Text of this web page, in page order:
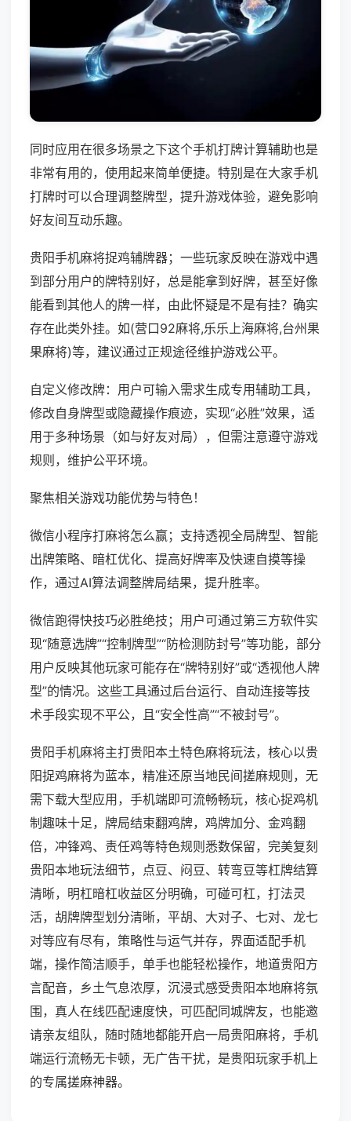
同时应用在很多场景之下这个手机打牌计算辅助也是
非常有用的，使用起来简单便捷。特别是在大家手机
打牌时可以合理调整牌型，提升游戏体验，避免影响
好友间互动乐趣。
贵阳手机麻将捉鸡辅牌器；一些玩家反映在游戏中遇
到部分用户的牌特别好，总是能拿到好牌，甚至好像
能看到其他人的牌一样，由此怀疑是不是有挂？确实
存在此类外挂。如(营口92麻将,乐乐上海麻将,台州果
果麻将)等，建议通过正规途径维护游戏公平。
自定义修改牌：用户可输入需求生成专用辅助工具，
修改自身牌型或隐藏操作痕迹，实现“必胜”效果，适
用于多种场景（如与好友对局），但需注意遵守游戏
规则，维护公平环境。
聚焦相关游戏功能优势与特色！
微信小程序打麻将怎么赢；支持透视全局牌型、智能
出牌策略、暗杠优化、提高好牌率及快速自摸等操
作，通过AI算法调整牌局结果，提升胜率。
微信跑得快技巧必胜绝技；用户可通过第三方软件实
现“随意选牌”“控制牌型”“防检测防封号”等功能，部分
用户反映其他玩家可能存在“牌特别好”或“透视他人牌
型”的情况。这些工具通过后台运行、自动连接等技
术手段实现不平公，且“安全性高”“不被封号”。
贵阳手机麻将主打贵阳本土特色麻将玩法，核心以贵
阳捉鸡麻将为蓝本，精准还原当地民间搓麻规则，无
需下载大型应用，手机端即可流畅畅玩，核心捉鸡机
制趣味十足，牌局结束翻鸡牌，鸡牌加分、金鸡翻
倍，冲锋鸡、责任鸡等特色规则悉数保留，完美复刻
贵阳本地玩法细节，点豆、闷豆、转弯豆等杠牌结算
清晰，明杠暗杠收益区分明确，可碰可杠，打法灵
活，胡牌牌型划分清晰，平胡、大对子、七对、龙七
对等应有尽有，策略性与运气并存，界面适配手机
端，操作简洁顺手，单手也能轻松操作，地道贵阳方
言配音，乡土气息浓厚，沉浸式感受贵阳本地麻将氛
围，真人在线匹配速度快，可匹配同城牌友，也能邀
请亲友组队，随时随地都能开启一局贵阳麻将，手机
端运行流畅无卡顿，无广告干扰，是贵阳玩家手机上
的专属搓麻神器。